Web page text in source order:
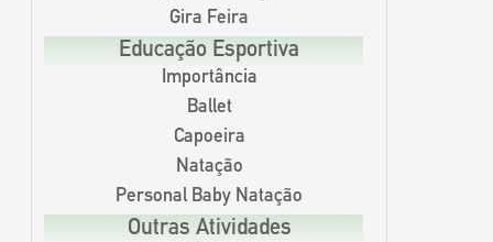
Gira Feira
Educação Esportiva
Importância
Ballet
Capoeira
Natação
Personal Baby Natação
Outras Atividades